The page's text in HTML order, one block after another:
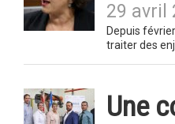
29 avril
Depuis
traiter des
Une